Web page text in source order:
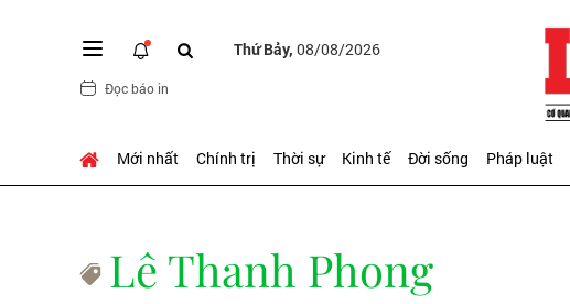
Thứ Bảy, 08/08/2026
Đọc báo in
Mới nhất Chính trị Thời sự Kinh tế Đời sống Pháp luật
Lê Thanh Phong